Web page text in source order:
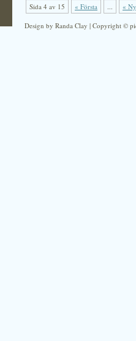
Sida 4 av 15 « Första ... «
Design by Randa Clay | Copyright ©